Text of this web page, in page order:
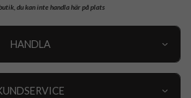
du kan inte handla här på plats
HANDLA